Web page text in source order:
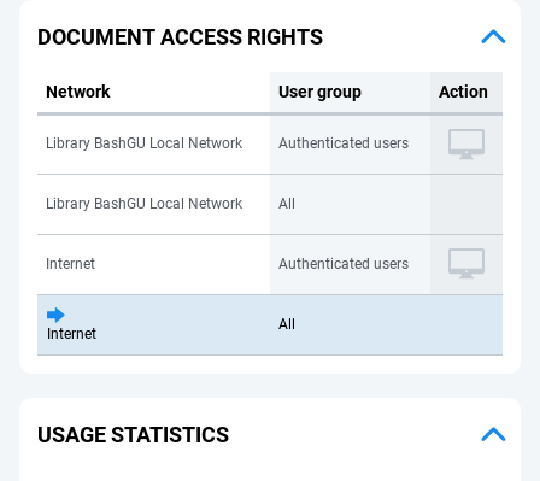
DOCUMENT ACCESS RIGHTS
Network User group Action
Library BashGU Local Network Authenticated users
Library BashGU Local Network All
Internet Authenticated users
Internet
All
USAGE STATISTICS